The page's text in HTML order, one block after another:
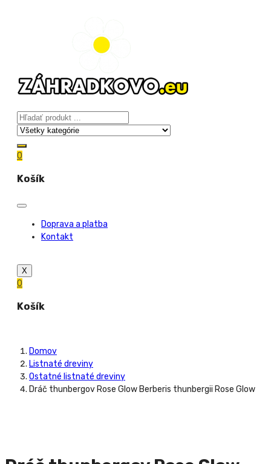
0
Košík
Doprava a platba
Kontakt
X
0
Košík
Domov
Listnaté dreviny
Ostatné listnaté dreviny
Dráč thunbergov Rose Glow Berberis thunbergii Rose Glow